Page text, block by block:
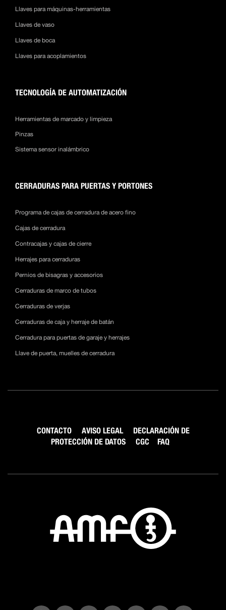
Llaves para máquinas-herramientas
Llaves de vaso
Llaves de boca
Llaves para acoplamientos
TECNOLOGÍA DE AUTOMATIZACIÓN
Herramientas de marcado y limpieza
Pinzas
Sistema sensor inalámbrico
CERRADURAS PARA PUERTAS Y PORTONES
Programa de cajas de cerradura de acero fino
Cajas de cerradura
Contracajas y cajas de cierre
Herrajes para cerraduras
Pernios de bisagras y accesorios
Cerraduras de marco de tubos
Cerraduras de verjas
Cerraduras de caja y herraje de batán
Cerradura para puertas de garaje y herrajes
Llave de puerta, muelles de cerradura
CONTACTO AVISO LEGAL
DECLARACIÓN DE
PROTECCIÓN DE DATOS
CGC FAQ